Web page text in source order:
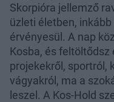
Skorpióra jellemző
üzleti életben,
érvényesül. A nap
Kosba, és feltöltődsz
projekekről, sportról,
vágyakról, ma a
leszel. A Kos-Hold